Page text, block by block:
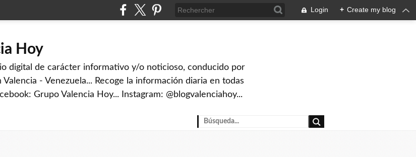
Login + Create my blog
Hoy
digital de carácter informativo y/o noticioso, conducido por
- Venezuela... Recoge la información diaria en todas
Grupo Valencia Hoy... Instagram: @blogvalenciahoy...